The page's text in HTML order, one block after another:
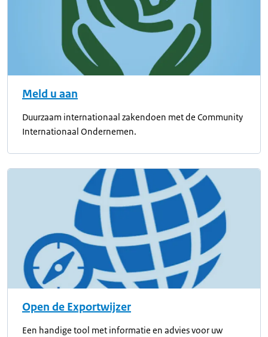
Meld u aan
Duurzaam internationaal zakendoen met de Community
Internationaal Ondernemen.
Open de Exportwijzer
Een handige tool met informatie en advies voor uw